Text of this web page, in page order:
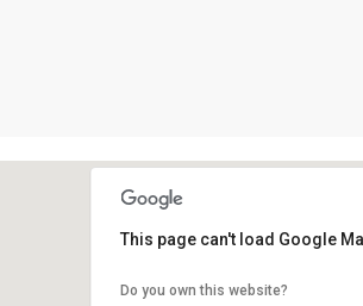
Passeig de la platja 30
This page can't load Google
Do you own this website?